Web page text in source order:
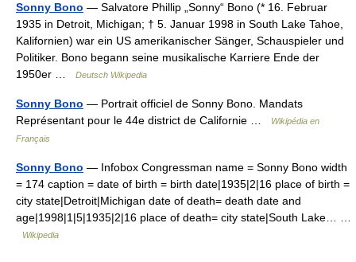
Sonny Bono — Salvatore Phillip „Sonny“ Bono (* 16. Februar
1935 in Detroit, Michigan; † 5. Januar 1998 in South Lake Tahoe,
Kalifornien) war ein US amerikanischer Sänger, Schauspieler und
Politiker. Bono begann seine musikalische Karriere Ende der
1950er …
Deutsch Wikipedia
Sonny Bono — Portrait officiel de Sonny Bono. Mandats
Représentant pour le 44e district de Californie …
Wikipédia en
Français
Sonny Bono — Infobox Congressman name = Sonny Bono width
= 174 caption = date of birth = birth date|1935|2|16 place of birth =
city state|Detroit|Michigan date of death= death date and
age|1998|1|5|1935|2|16 place of death= city state|South Lake… …
Wikipedia